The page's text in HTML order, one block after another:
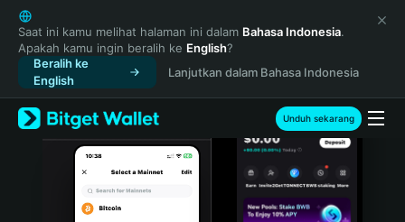
English
日本語
Tiếng Việt
Русский
Español (Latinoamérica)
Türkçe
Italiano
Saat ini kamu melihat halaman ini dalam Bahasa Indonesia.
Apakah kamu ingin beralih ke English?
Beralih ke
English
Lanjutkan dalam Bahasa Indonesia
Unduh sekarang